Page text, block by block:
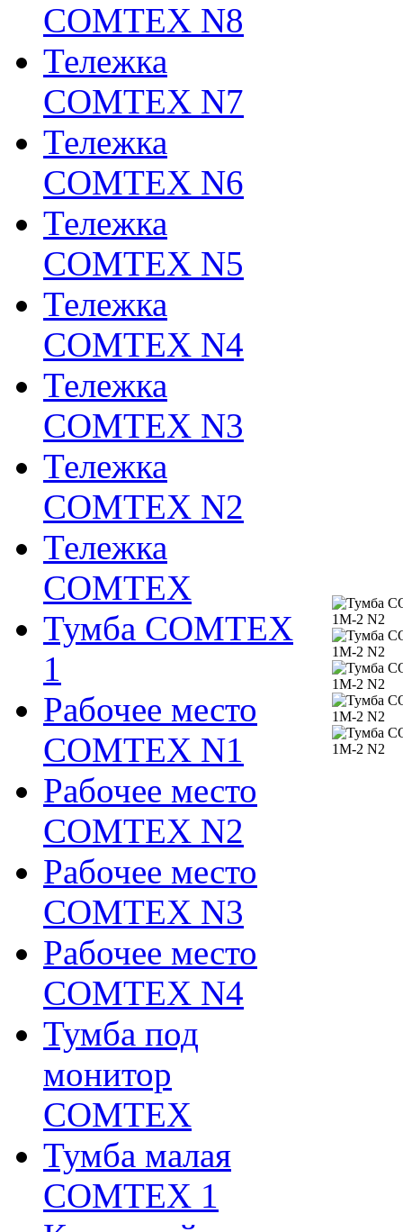
COMTEX N8
Тележка
COMTEX N7
Тележка
COMTEX N6
Тележка
COMTEX N5
Тележка
COMTEX N4
Тележка
COMTEX N3
Тележка
COMTEX N2
Тележка
COMTEX
Тумба COMTEX
1
Рабочее место
COMTEX N1
Рабочее место
COMTEX N2
Рабочее место
COMTEX N3
Рабочее место
COMTEX N4
Тумба под
монитор
COMTEX
Тумба малая
COMTEX 1